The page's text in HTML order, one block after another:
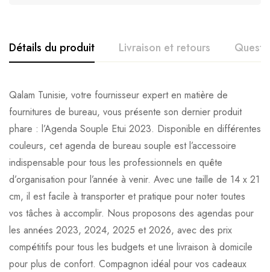
Détails du produit Livraison et retours
Qalam Tunisie, votre fournisseur expert en matière de
fournitures de bureau, vous présente son dernier produit
phare : l’Agenda Souple Etui 2023. Disponible en différentes
couleurs, cet agenda de bureau souple est l’accessoire
indispensable pour tous les professionnels en quête
d’organisation pour l’année à venir. Avec une taille de 14 x 21
cm, il est facile à transporter et pratique pour noter toutes
vos tâches à accomplir. Nous proposons des agendas pour
les années 2023, 2024, 2025 et 2026, avec des prix
compétitifs pour tous les budgets et une livraison à domicile
pour plus de confort. Compagnon idéal pour vos cadeaux